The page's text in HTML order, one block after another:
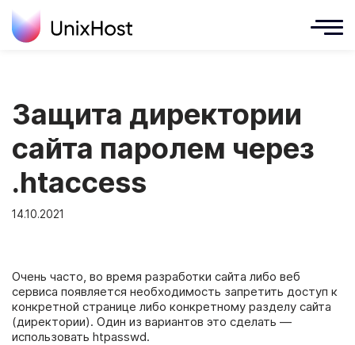
Защита директории
сайта паролем через
.htaccess
14.10.2021
Очень часто, во время разработки сайта либо веб
сервиса появляется необходимость запретить доступ к
конкретной странице либо конкретному разделу сайта
(директории). Один из вариантов это сделать —
использовать htpasswd.